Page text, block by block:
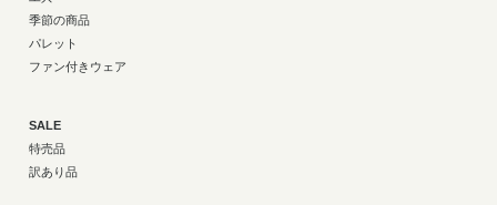
季節の商品
パレット
ファン付きウェア
SALE
特売品
訳あり品